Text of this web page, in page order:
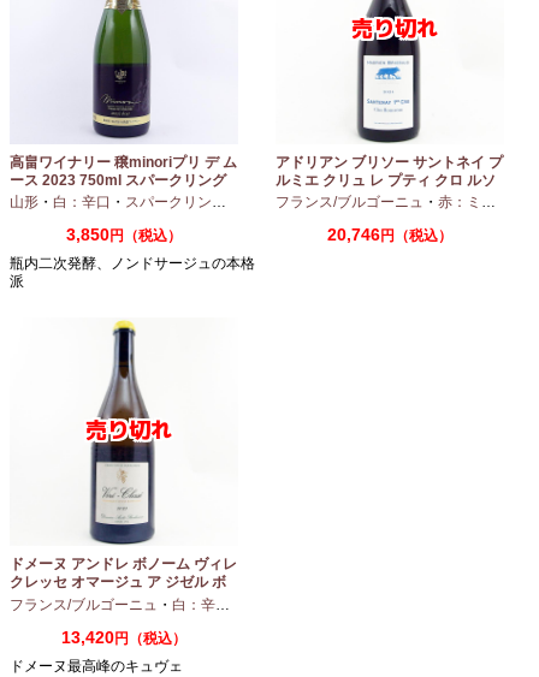
高畠ワイナリー 穣minoriプリ デ ム
ース 2023 750ml スパークリング
ワイン
山形 ・ 白：辛口 ・ スパークリングワイン ・シャルドネ
3,850円（税込）
瓶内二次発酵、ノンドサージュの本格
派
アドリアン ブリソー サントネイ プ
ルミエ クリュ レ プティ クロ ルソ
ー 2024 750ml
フランス/ブルゴーニュ ・ 赤：ミディアムボディ
20,746円（税込）
ドメーヌ アンドレ ボノーム ヴィレ
クレッセ オマージュ ア ジゼル ボ
ノーム 2023 750ml
フランス/ブルゴーニュ ・ 白：辛口
13,420円（税込）
ドメーヌ最高峰のキュヴェ